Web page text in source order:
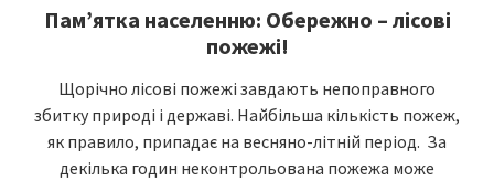
Пам’ятка населенню: Обережно – лісові
пожежі!
Щорічно лісові пожежі завдають непоправного
збитку природі і державі. Найбільша кількість пожеж,
як правило, припадає на весняно-літній період. За
декілька годин неконтрольована пожежа може